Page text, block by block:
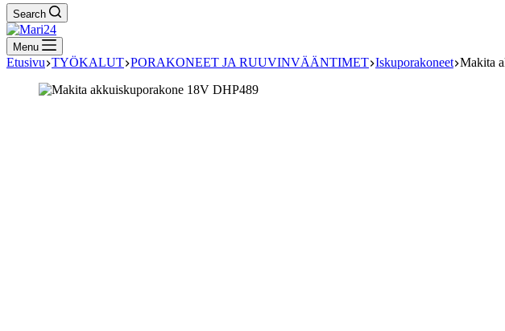
Search
Menu
Etusivu TYÖKALUT PORAKONEET JA RUUVINVÄÄNTIMET Iskuporakoneet Makita